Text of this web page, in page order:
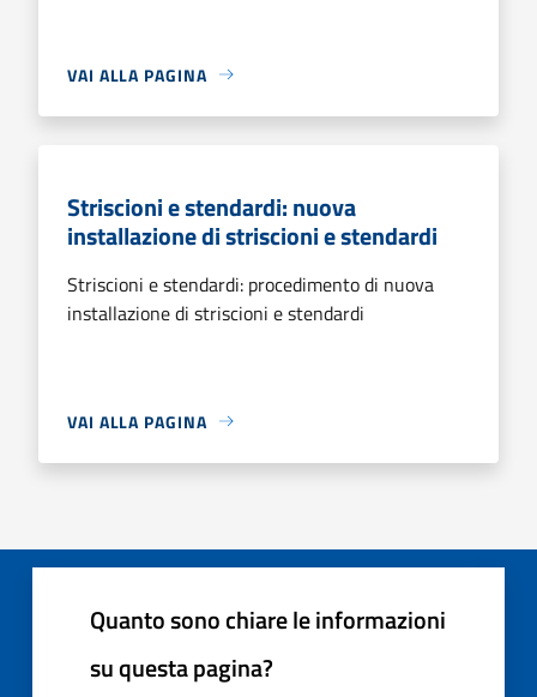
VAI ALLA PAGINA
Striscioni e stendardi: nuova
installazione di striscioni e stendardi
Striscioni e stendardi: procedimento di nuova
installazione di striscioni e stendardi
VAI ALLA PAGINA
Quanto sono chiare le informazioni
su questa pagina?